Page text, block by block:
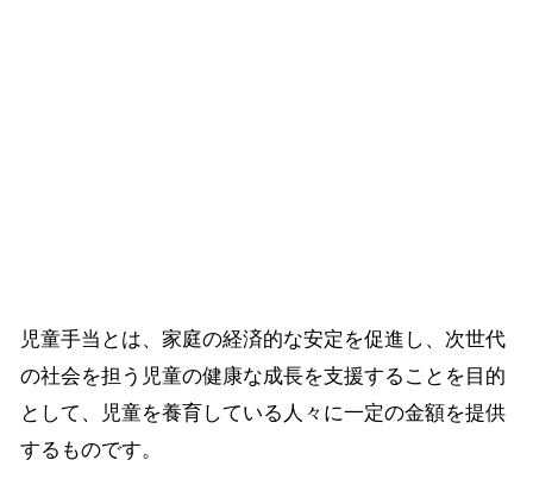
児童手当とは、家庭の経済的な安定を促進し、次世代
の社会を担う児童の健康な成長を支援することを目的
として、児童を養育している人々に一定の金額を提供
するものです。